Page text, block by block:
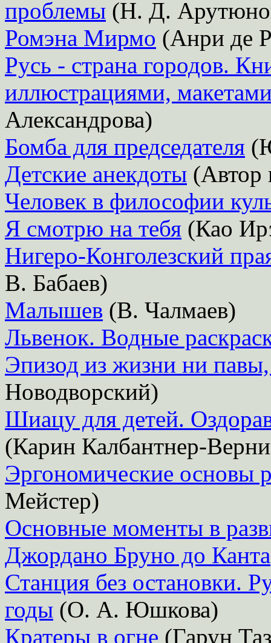
проблемы (Н. Д.
Ромэна Мирмо (Анри де
Русь - страна городов.
иллюстрациями,
Александрова)
Бомба для председателя
Детские анекдоты (Автор
Человек в философии
Я смотрю на тебя (Као
Нигеро-Конголезский
В. Бабаев)
Малышев (В. Чалмаев)
Львенок. Водные
Эпизод из жизни ни
Новодворский)
Шиацу для детей.
(Карин Калбантнер-
Эргономические основы
Мейстер)
Основные моменты в
Джордано Бруно до Канта
Станция без остановки.
годы (О. А. Юшкова)
Кратеры в огне (Гарун